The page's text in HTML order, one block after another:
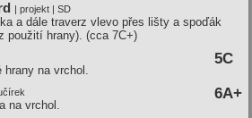
| projekt | SD
a dále traverz vlevo přes lišty a spoďák
použití hrany). (cca 7C+)
5C
hrany na vrchol.
6A+
na vrchol.